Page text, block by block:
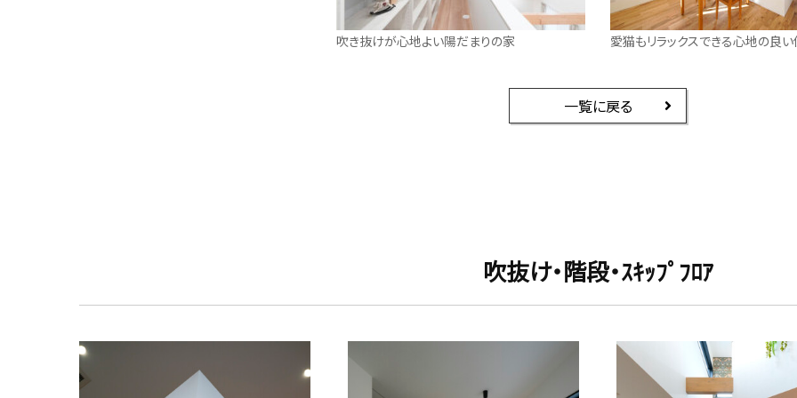
吹き抜けが心地よい陽だまりの家 愛猫もリラックスできる心地の良
一覧に戻る
吹抜け・階段・ｽｷｯﾌﾟﾌﾛｱ